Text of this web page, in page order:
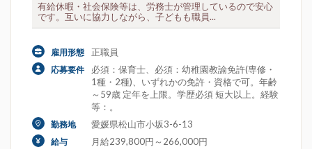
有給休暇・社会保険等は、労務士が管理しているので安心
です。互いに協力しながら、子どもも職員...
雇用形態 正職員
応募要件
必須：保育士、必須：幼稚園教諭免許(専修・
1種・2種)、いずれかの免許・資格で可。年齢
～59歳 定年を上限。学歴必須 短大以上。経験
等：。
勤務地 愛媛県松山市小坂3-6-13
給与 月給239,800円～266,000円